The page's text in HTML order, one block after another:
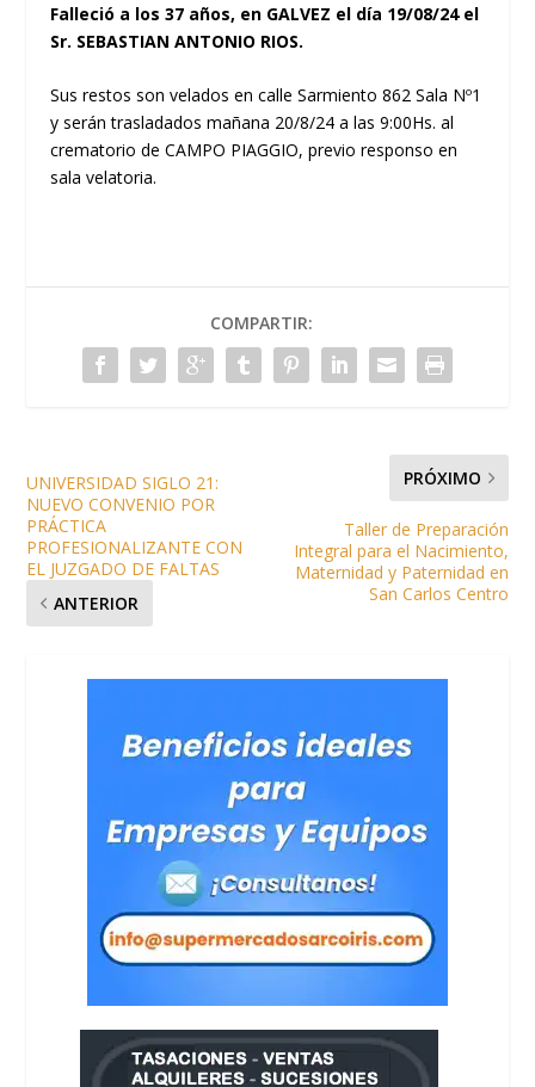
Falleció a los 37 años, en GALVEZ el día 19/08/24 el
Sr. SEBASTIAN ANTONIO RIOS.
Sus restos son velados en calle Sarmiento 862 Sala Nº1
y serán trasladados mañana 20/8/24 a las 9:00Hs. al
crematorio de CAMPO PIAGGIO, previo responso en
sala velatoria.
COMPARTIR:
UNIVERSIDAD SIGLO 21:
NUEVO CONVENIO POR
PRÁCTICA
PROFESIONALIZANTE CON
EL JUZGADO DE FALTAS
ANTERIOR
PRÓXIMO
Taller de Preparación
Integral para el Nacimiento,
Maternidad y Paternidad en
San Carlos Centro